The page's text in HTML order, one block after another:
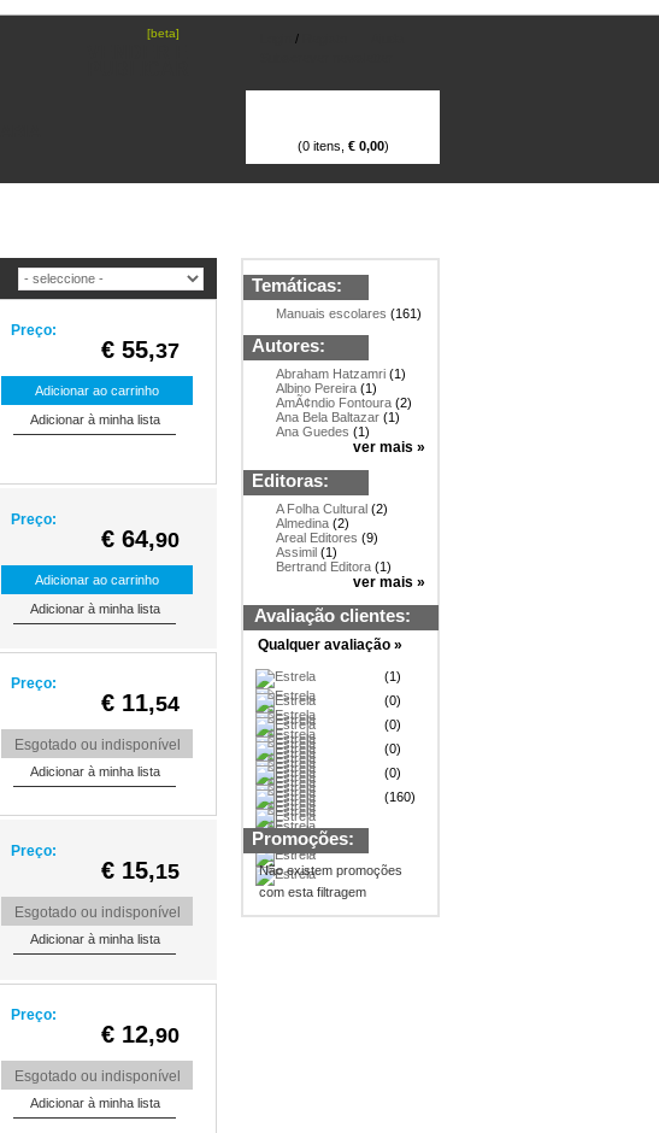
[beta] /
(0 itens, € 0,00)
Preço:
€ 55,37
Preço:
€ 64,90
Preço:
€ 11,54
Esgotado ou indisponível
Preço:
€ 15,15
Esgotado ou indisponível
Preço:
€ 12,90
Esgotado ou indisponível
Temáticas:
Manuais escolares (161)
Autores:
Abraham Hatzamri (1)
Albino Pereira (1)
AmÃ¢ndio Fontoura (2)
Ana Bela Baltazar (1)
Ana Guedes (1)
ver mais »
Editoras:
A Folha Cultural (2)
Almedina (2)
Areal Editores (9)
Assimil (1)
Bertrand Editora (1)
ver mais »
Avaliação clientes:
Qualquer avaliação »
(1)
(0)
(0)
(0)
(0)
(160)
Promoções:
Não existem promoções
com esta filtragem